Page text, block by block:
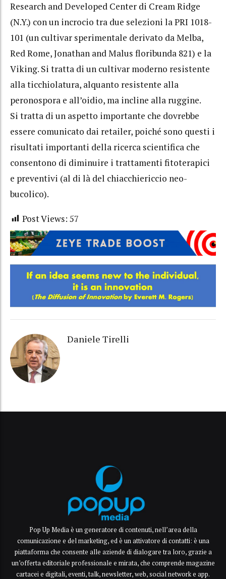
Research and Developed Center di Cream Ridge
(N.Y.) con un incrocio tra due selezioni la PRI 1018-
101 (un cultivar sperimentale derivato da Melba,
Red Rome, Jonathan and Malus floribunda 821) e la
Viking. Si tratta di un cultivar moderno resistente
alla ticchiolatura, alquanto resistente alla
peronospora e all’oidio, ma incline alla ruggine.
Si tratta di un aspetto importante che dovrebbe
essere comunicato dai retailer, poiché sono questi i
risultati importanti della ricerca scientifica che
consentono di diminuire i trattamenti fitoterapici
e preventivi (al di là del chiacchiericcio neo-
bucolico).
Post Views: 57
Daniele Tirelli
Pop Up Media è un generatore di contenuti, nell’area della
comunicazione e del marketing, ed è un attivatore di contatti: è una
piattaforma che consente alle aziende di dialogare tra loro, grazie a
un’offerta editoriale professionale e mirata, che comprende magazine
cartacei e digitali, eventi, talk, newsletter, web, social network e app.